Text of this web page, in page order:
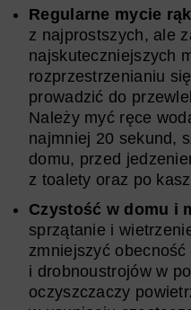
Regularne mycie rąk
z najprostszych, ale
najskuteczniejszych
rozprzestrzenianiu
prowadzić do
Należy myć ręce
najmniej 20 sekund,
domu, przed
z toalety oraz po
Czystość w domu i
sprzątanie i
zmniejszyć obecność
i drobnoustrojów w
oczyszczaczy